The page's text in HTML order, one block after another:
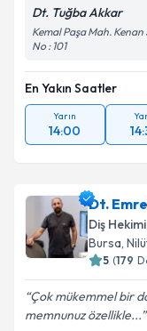
Dt. Tuğba Akkar
Kemal Paşa Mah. Kenan
No : 101
En Yakın Saatler
Yarın
14:00
Dt.
Diş Hekimi
Bursa,
5 (179
Çok mükemmel bir
memnunuz özellikle...